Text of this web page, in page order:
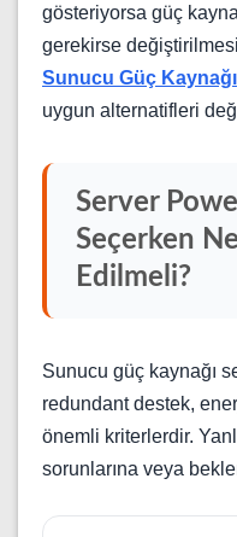
gösteriyorsa güç
gerekirse
Sunucu Güç Kaynağı
uygun alternatifleri
Server
Seçerken
Edilmeli?
Sunucu güç kaynağı
redundant destek,
önemli kriterlerdir.
sorunlarına veya